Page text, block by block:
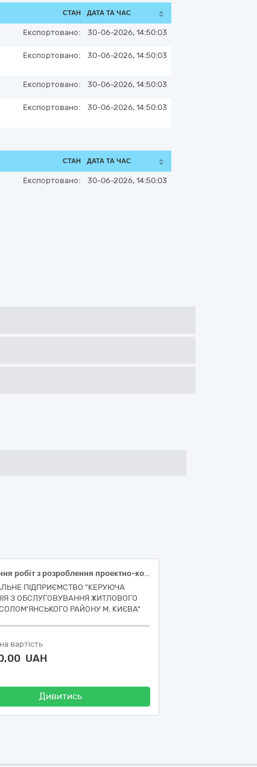
СТАН ДАТА ТА ЧАС
Експортовано: 30-06-2026, 14:50:03
Експортовано: 30-06-2026, 14:50:03
Експортовано: 30-06-2026, 14:50:03
Експортовано: 30-06-2026, 14:50:03
СТАН ДАТА ТА ЧАС
Експортовано: 30-06-2026, 14:50:03
Виконання робіт з розроблення проектно-кошторисної документації по об’єкту: КАПІТАЛЬНИЙ РЕМОНТ ЕЛЕКТРИЧНИХ МЕРЕЖ/ЕЛЕКТРОЩИТОВИХ У ЖИТЛОВОМУ БУДИНКУ ЗА АДРЕСОЮ ВУЛ. МИКОЛИ ШЕПЕЛЄВА, 6-А у Солом’янському районі м. Києва- [Настанова з визначення вартості проектних, науково-проектних, вишукувальних робіт та експертизи проектної документації на будівництві (за кодом CPV за ДК 021:2015 – 45230000-8 Будівництво трубопроводів, ліній зв’язку та електропередач, шосе, доріг, аеродромів і залізничних доріг; вирівнювання поверхонь, ІА01-9 Проектування та будівництво)] (стадія «Робочий проект»)
ПІДПРИЄМСТВО "КЕРУЮЧА
З ОБСЛУГОВУВАННЯ ЖИТЛОВОГО
РАЙОНУ М. КИЄВА"
вартість
UAH
Дивитись